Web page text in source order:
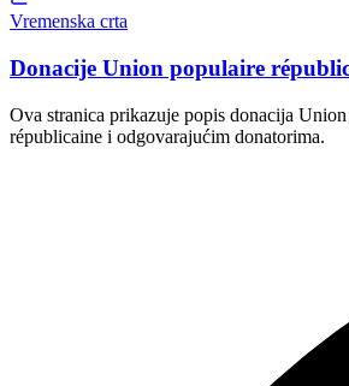
Vremenska crta
Donacije Union populaire
Ova stranica prikazuje popis donacija
républicaine i odgovarajućim donatorima.